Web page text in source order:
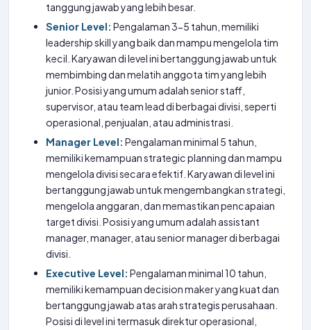
tanggung jawab yang lebih besar.
Senior Level: Pengalaman 3-5 tahun, memiliki
leadership skill yang baik dan mampu mengelola tim
kecil. Karyawan di level ini bertanggung jawab untuk
membimbing dan melatih anggota tim yang lebih
junior. Posisi yang umum adalah senior staff,
supervisor, atau team lead di berbagai divisi, seperti
operasional, penjualan, atau administrasi.
Manager Level: Pengalaman minimal 5 tahun,
memiliki kemampuan strategic planning dan mampu
mengelola divisi secara efektif. Karyawan di level ini
bertanggung jawab untuk mengembangkan strategi,
mengelola anggaran, dan memastikan pencapaian
target divisi. Posisi yang umum adalah assistant
manager, manager, atau senior manager di berbagai
divisi.
Executive Level: Pengalaman minimal 10 tahun,
memiliki kemampuan decision maker yang kuat dan
bertanggung jawab atas arah strategis perusahaan.
Posisi di level ini termasuk direktur operasional,